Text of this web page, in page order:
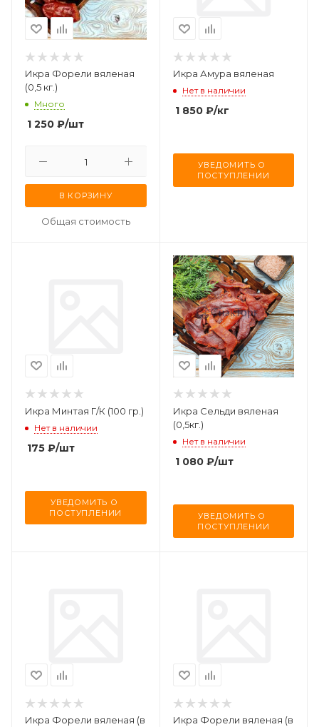
Икра Форели вяленая
(0,5 кг.)
Много
1 250 ₽/шт
В КОРЗИНУ
Общая стоимость
Икра Амура вяленая
Нет в наличии
1 850₽/кг
УВЕДОМИТЬ О
ПОСТУПЛЕНИИ
Икра Минтая Г/К (100 гр.)
Нет в наличии
175 ₽/шт
УВЕДОМИТЬ О
ПОСТУПЛЕНИИ
Икра Сельди вяленая
(0,5кг.)
Нет в наличии
1 080₽/шт
УВЕДОМИТЬ О
ПОСТУПЛЕНИИ
Икра Форели вяленая (в
Икра Форели вяленая (в